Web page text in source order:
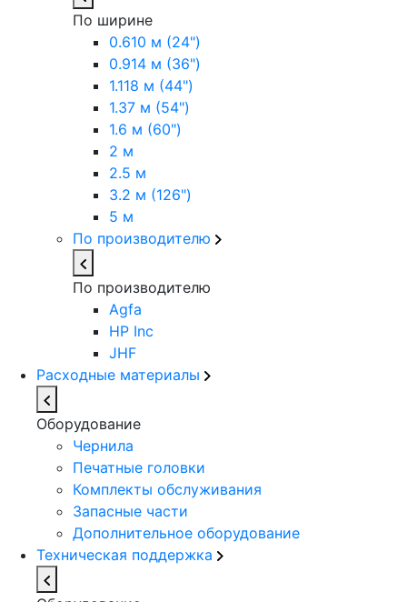
По ширине
0.610 м (24")
0.914 м (36")
1.118 м (44")
1.37 м (54")
1.6 м (60")
2 м
2.5 м
3.2 м (126")
5 м
По производителю
По производителю
Agfa
HP Inc
JHF
Расходные материалы
Оборудование
Чернила
Печатные головки
Комплекты обслуживания
Запасные части
Дополнительное оборудование
Техническая поддержка